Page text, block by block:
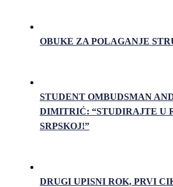
OBUKE ZA POLAGANJE
STUDENT OMBUDSMAN
DIMITRIĆ: “STUDIRAJTE U
SRPSKOJ!”
DRUGI UPISNI ROK, PRVI